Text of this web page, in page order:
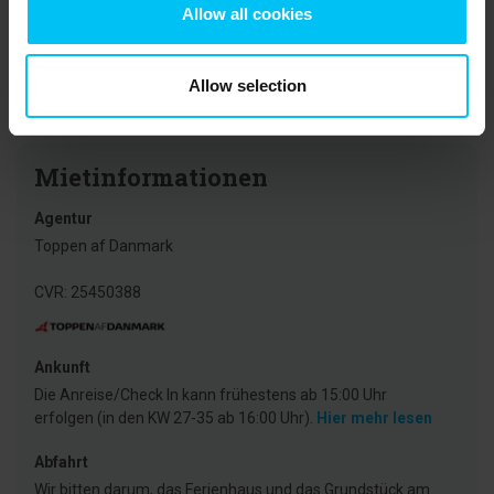
Allow all cookies
Allow selection
Westküste Nordjütlands ist das Nordsee Ozeanarium, das größte
Aquarium Nordeuropas, ein gutes Ausflugsziel für Familien mit
falls Sie die Möglichkeiten des Stadtlebens anziehen.
Mietinformationen
Agentur
Toppen af Danmark
CVR: 25450388
Ankunft
Die Anreise/Check In kann frühestens ab 15:00 Uhr
erfolgen (in den KW 27-35 ab 16:00 Uhr).
Hier mehr lesen
Abfahrt
Wir bitten darum, das Ferienhaus und das Grundstück am